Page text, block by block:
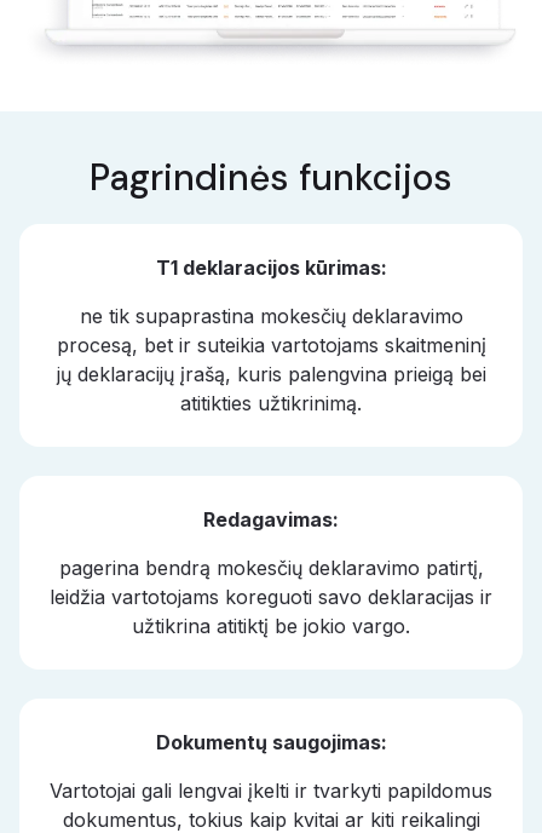
Pagrindinės funkcijos
T1 deklaracijos kūrimas:
ne tik supaprastina mokesčių deklaravimo
procesą, bet ir suteikia vartotojams skaitmeninį
jų deklaracijų įrašą, kuris palengvina prieigą bei
atitikties užtikrinimą.
Redagavimas:
pagerina bendrą mokesčių deklaravimo patirtį,
leidžia vartotojams koreguoti savo deklaracijas ir
užtikrina atitiktį be jokio vargo.
Dokumentų saugojimas:
Vartotojai gali lengvai įkelti ir tvarkyti papildomus
dokumentus, tokius kaip kvitai ar kiti reikalingi